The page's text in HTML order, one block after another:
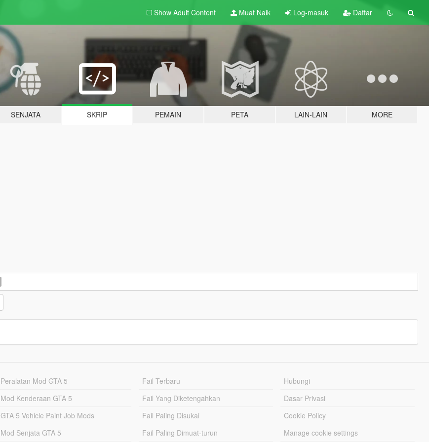
Show Adult Content Muat Naik Log-masuk Daftar
SENJATA SKRIP PEMAIN PETA LAIN-LAIN MORE
Peralatan Mod GTA 5
Mod Kenderaan GTA 5
GTA 5 Vehicle Paint Job Mods
Mod Senjata GTA 5
Fail Terbaru
Fail Yang Diketengahkan
Fail Paling Disukai
Fail Paling Dimuat-turun
Hubungi
Dasar Privasi
Cookie Policy
Manage cookie settings